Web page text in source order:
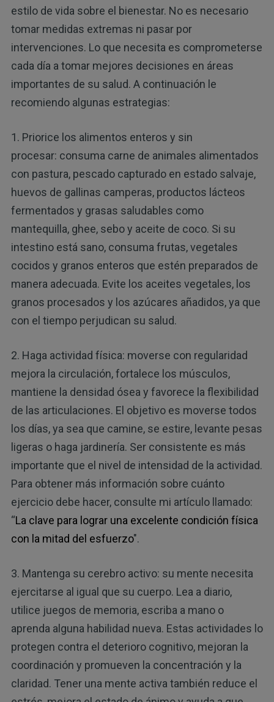
estilo de vida sobre el bienestar. No es necesario
tomar medidas extremas ni pasar por
intervenciones. Lo que necesita es comprometerse
cada día a tomar mejores decisiones en áreas
importantes de su salud. A continuación le
recomiendo algunas estrategias:
1. Priorice los alimentos enteros y sin
procesar: consuma carne de animales alimentados
con pastura, pescado capturado en estado salvaje,
huevos de gallinas camperas, productos lácteos
fermentados y grasas saludables como
mantequilla, ghee, sebo y aceite de coco. Si su
intestino está sano, consuma frutas, vegetales
cocidos y granos enteros que estén preparados de
manera adecuada. Evite los aceites vegetales, los
granos procesados y los azúcares añadidos, ya que
con el tiempo perjudican su salud.
2. Haga actividad física: moverse con regularidad
mejora la circulación, fortalece los músculos,
mantiene la densidad ósea y favorece la flexibilidad
de las articulaciones. El objetivo es moverse todos
los días, ya sea que camine, se estire, levante pesas
ligeras o haga jardinería. Ser consistente es más
importante que el nivel de intensidad de la actividad.
Para obtener más información sobre cuánto
ejercicio debe hacer, consulte mi artículo llamado:
“La clave para lograr una excelente condición física
con la mitad del esfuerzo".
3. Mantenga su cerebro activo: su mente necesita
ejercitarse al igual que su cuerpo. Lea a diario,
utilice juegos de memoria, escriba a mano o
aprenda alguna habilidad nueva. Estas actividades lo
protegen contra el deterioro cognitivo, mejoran la
coordinación y promueven la concentración y la
claridad. Tener una mente activa también reduce el